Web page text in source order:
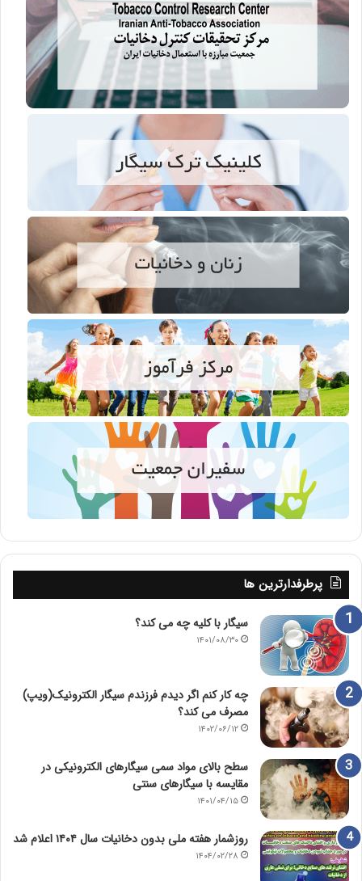
پرطرفدارترین ها
سیگار با کلیه چه می کند؟
۱۴۰۱/۰۸/۳۰
چه کار کنم اگر دیدم فرزندم سیگار الکترونیک(ویپ)
مصرف می کند؟
۱۴۰۲/۰۶/۱۲
سطح بالای مواد سمی سیگارهای الکترونیکی در
مقایسه با سیگارهای سنتی
۱۴۰۱/۰۴/۱۵
روزشمار هفته ملی بدون دخانیات سال ۱۴۰۴ اعلام شد
۱۴۰۴/۰۲/۲۸